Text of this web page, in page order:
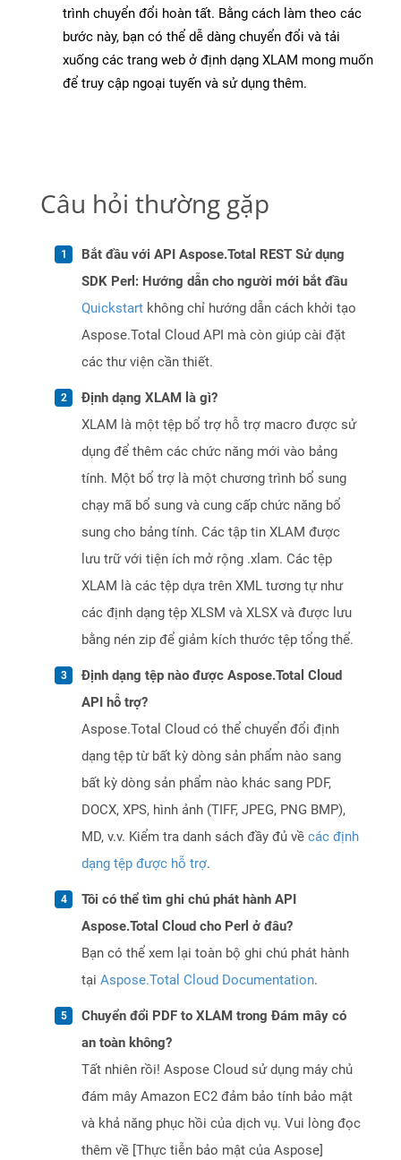
trình chuyển đổi hoàn tất. Bằng cách làm theo các
bước này, bạn có thể dễ dàng chuyển đổi và tải
xuống các trang web ở định dạng XLAM mong muốn
để truy cập ngoại tuyến và sử dụng thêm.
Câu hỏi thường gặp
Bắt đầu với API Aspose.Total REST Sử dụng
SDK Perl: Hướng dẫn cho người mới bắt đầu
Quickstart không chỉ hướng dẫn cách khởi tạo
Aspose.Total Cloud API mà còn giúp cài đặt
các thư viện cần thiết.
Định dạng XLAM là gì?
XLAM là một tệp bổ trợ hỗ trợ macro được sử
dụng để thêm các chức năng mới vào bảng
tính. Một bổ trợ là một chương trình bổ sung
chạy mã bổ sung và cung cấp chức năng bổ
sung cho bảng tính. Các tập tin XLAM được
lưu trữ với tiện ích mở rộng .xlam. Các tệp
XLAM là các tệp dựa trên XML tương tự như
các định dạng tệp XLSM và XLSX và được lưu
bằng nén zip để giảm kích thước tệp tổng thể.
Định dạng tệp nào được Aspose.Total Cloud
API hỗ trợ?
Aspose.Total Cloud có thể chuyển đổi định
dạng tệp từ bất kỳ dòng sản phẩm nào sang
bất kỳ dòng sản phẩm nào khác sang PDF,
DOCX, XPS, hình ảnh (TIFF, JPEG, PNG BMP),
MD, v.v. Kiểm tra danh sách đầy đủ về các định
dạng tệp được hỗ trợ.
Tôi có thể tìm ghi chú phát hành API
Aspose.Total Cloud cho Perl ở đâu?
Bạn có thể xem lại toàn bộ ghi chú phát hành
tại Aspose.Total Cloud Documentation.
Chuyển đổi PDF to XLAM trong Đám mây có
an toàn không?
Tất nhiên rồi! Aspose Cloud sử dụng máy chủ
đám mây Amazon EC2 đảm bảo tính bảo mật
và khả năng phục hồi của dịch vụ. Vui lòng đọc
thêm về [Thực tiễn bảo mật của Aspose]